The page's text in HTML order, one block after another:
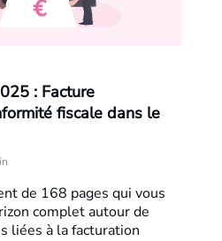
: Facture
fiscale dans le
de 168 pages qui vous
complet autour de
liées à la facturation